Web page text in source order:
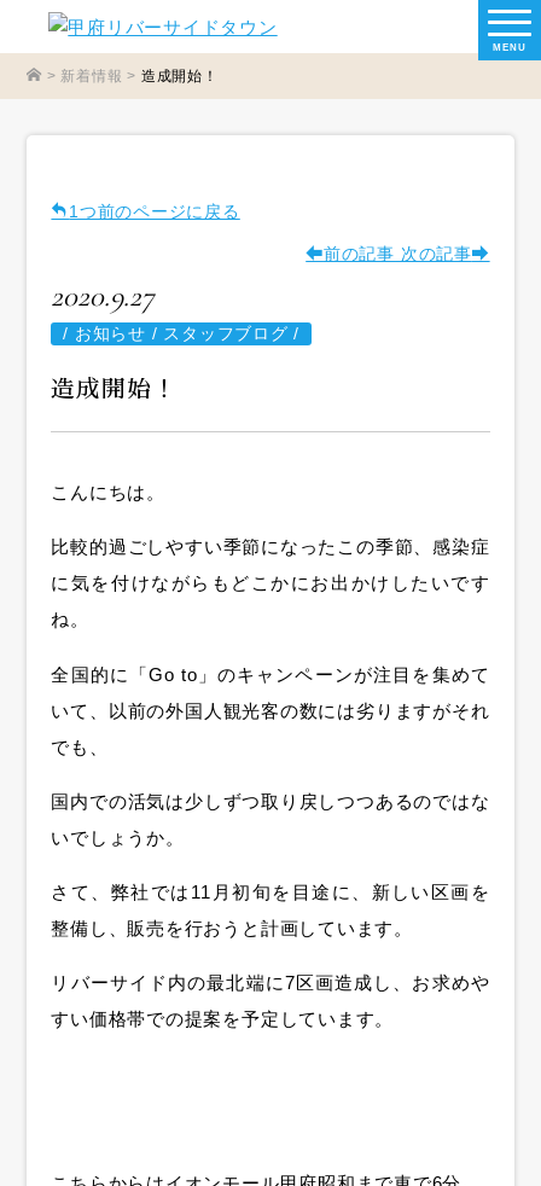
MENU
> 新着情報 > 造成開始！
1つ前のページに戻る
前の記事 次の記事
2020.9.27
/ お知らせ / スタッフブログ /
造成開始！
こんにちは。
比較的過ごしやすい季節になったこの季節、感染症
に気を付けながらもどこかにお出かけしたいです
ね。
全国的に「Go to」のキャンペーンが注目を集めて
いて、以前の外国人観光客の数には劣りますがそれ
でも、
国内での活気は少しずつ取り戻しつつあるのではな
いでしょうか。
さて、弊社では11月初旬を目途に、新しい区画を
整備し、販売を行おうと計画しています。
リバーサイド内の最北端に7区画造成し、お求めや
すい価格帯での提案を予定しています。